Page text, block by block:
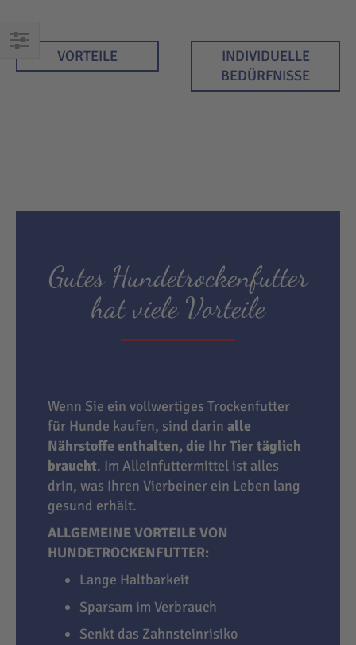
EINKAUFENVORTEILE
INDIVIDUELLE
BEDÜRFNISSE
Gutes Hundetrockenfutter
hat viele Vorteile
Wenn Sie ein vollwertiges Trockenfutter
für Hunde kaufen, sind darin alle
Nährstoffe enthalten, die Ihr Tier täglich
braucht. Im Alleinfuttermittel ist alles
drin, was Ihren Vierbeiner ein Leben lang
gesund erhält.
ALLGEMEINE VORTEILE VON
HUNDETROCKENFUTTER:
Lange Haltbarkeit
Sparsam im Verbrauch
Senkt das Zahnsteinrisiko